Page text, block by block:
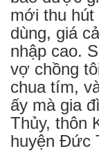
mới thu
dùng, giá
nhập cao.
vợ chồng
chua tím,
ấy mà gia
Thủy, thôn
huyện Đức